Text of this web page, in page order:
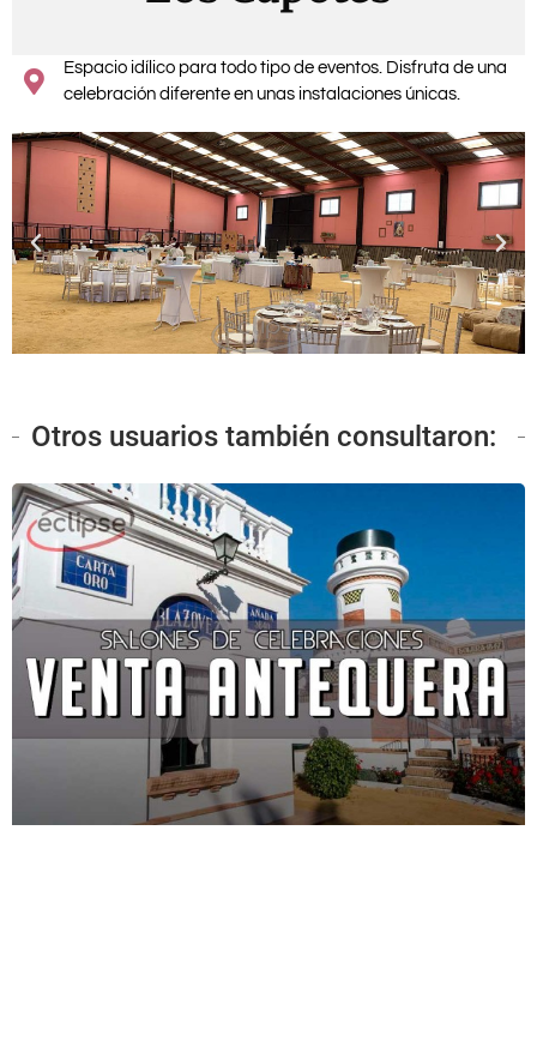
Espacio idílico para todo tipo de eventos. Disfruta de una
celebración diferente en unas instalaciones únicas.
Otros usuarios también consultaron: